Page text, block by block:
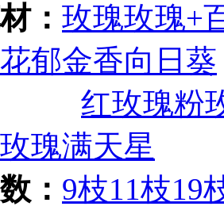
： 玫瑰玫瑰+
郁金香向日葵
红玫瑰粉
瑰满天星
： 9枝11枝19